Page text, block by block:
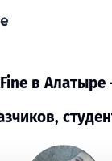
в Алатыре